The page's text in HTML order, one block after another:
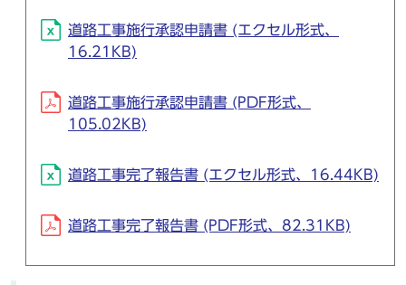
道路工事施行承認申請書 (エクセル形式、
16.21KB)
道路工事施行承認申請書 (PDF形式、
105.02KB)
道路工事完了報告書 (エクセル形式、16.44KB)
道路工事完了報告書 (PDF形式、82.31KB)